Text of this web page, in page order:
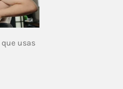
que usas